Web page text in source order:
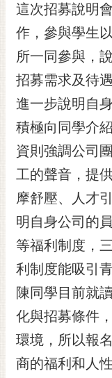
交
通
置
這次招募說明
作，參與學生
所一同參與，
招募需求及待
進一步說明自
積極向同學介
資則強調公司
工的聲音，提
摩舒壓、人才
明自身公司的
等福利制度，
利制度能吸引
陳同學目前就
化與招募條件
環境，所以報
商的福利和人